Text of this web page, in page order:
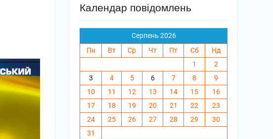
Календар повідомлень
Серпень 2026
Пн
Вт Ср Чт Пт Сб
Нд
1
2
3
4 5 6 7 8
9
10
11 12 13 14 15
16
17
18 19 20 21 22
23
24
25 26 27 28 29
30
31